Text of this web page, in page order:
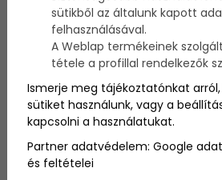
2014. szeptember 15.
Biztosan minden anyuka és
azzal, hogy amit mások
Facebookra posztolnak a
idilli - és a valóságban teljesen
nyilván vannak szép családi
esetben, amit a szülők posztolnak,
olyan idilli világot mutatnak be,
létezik. Hiszen ahogyan a
sem tündérmese minden... :)
sütikből az általunk kapott
felhasználásával.
A Weblap termékeinek
tétele a profillal rendelkezők
Ismerje meg tájékoztatónkat
sütiket használunk, vagy a
kapcsolni a használatukat.
Partner adatvédelem: Google
és feltételei